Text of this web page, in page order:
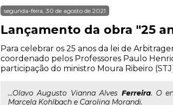
segunda-feira, 30 de agosto de 2021
Lançamento da obra "25
Para celebrar os 25 anos da lei de
coordenado pelos Professores Paulo
participação do ministro Moura Ribeiro
...Olavo Augusto Vianna Alves Ferreira. O
Marcela Kohlbach e Carolina Morandi.